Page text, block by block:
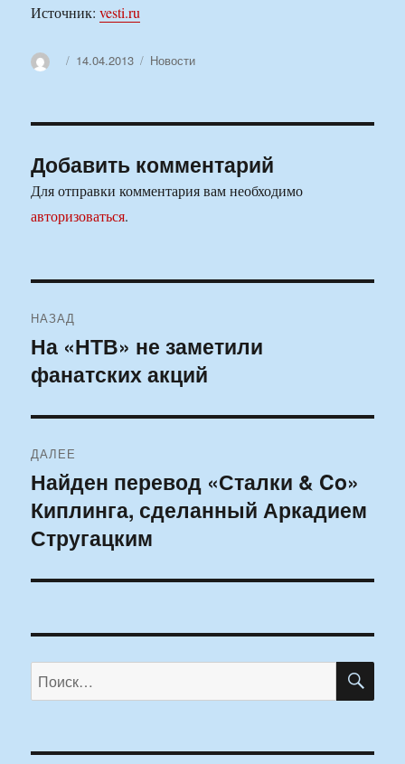
Источник:vesti.ru
АвторОпубликовано
14.04.2013 Рубрики
Новости
Добавить комментарий
Для отправки комментария вам необходимо
авторизоваться.
по
записям
НАЗАД
Предыдущая
запись:
На «НТВ» не заметили
фанатских акций
ДАЛЕЕ
Следующая
запись:
Найден перевод «Сталки & Co»
Киплинга, сделанный Аркадием
Стругацким
Искать: